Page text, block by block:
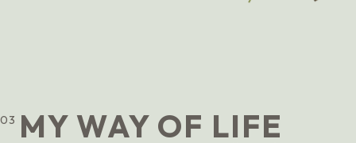
03 MY WAY OF LIFE